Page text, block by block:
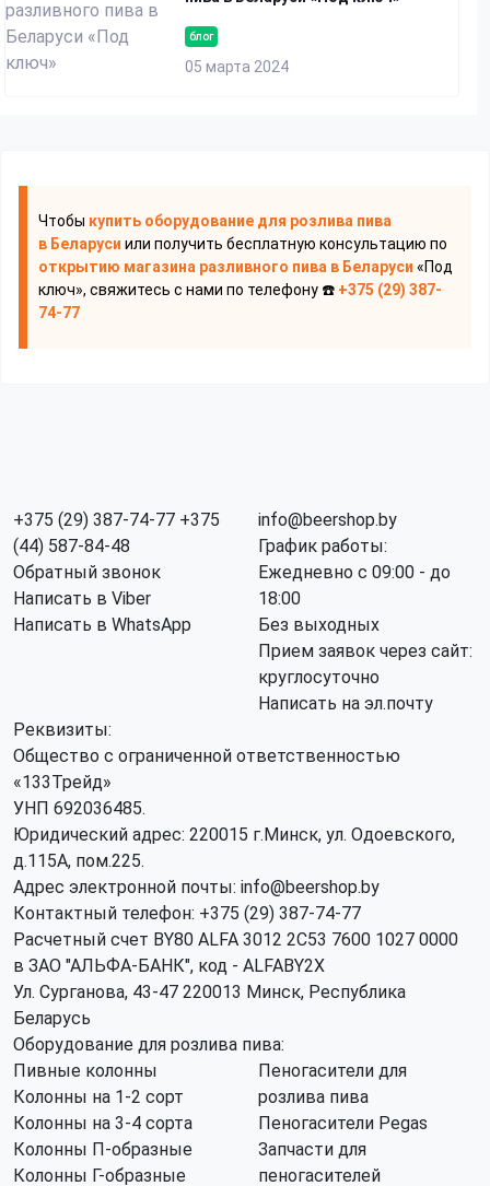
блог
05 марта 2024
Чтобы купить оборудование для розлива пива
в Беларуси или получить бесплатную консультацию по
открытию магазина разливного пива в Беларуси «Под
ключ», свяжитесь с нами по телефону ☎️ +375 (29) 387-
74-77
+375 (29) 387-74-77 +375
(44) 587-84-48
Обратный звонок
Написать в Viber
Написать в WhatsApp
info@beershop.by
График работы:
Ежедневно с 09:00 - до
18:00
Без выходных
Прием заявок через сайт:
круглосуточно
Написать на эл.почту
Реквизиты:
Общество с ограниченной ответственностью
«133Трейд»
УНП 692036485​.
Юридический адрес: 220015 г.Минск, ул. Одоевского,
д.115А, пом.225.
Адрес электронной почты: info@beershop.by
Контактный телефон: +375 (29) 387-74-77
Расчетный счет BY80 ALFA 3012 2C53 7600 1027 0000
в ЗАО "АЛЬФА-БАНК", код - ALFABY2X
Ул. Сурганова, 43-47 220013 Минск, Республика
Беларусь
Оборудование для розлива пива:
Пивные колонны
Колонны на 1-2 сорт
Колонны на 3-4 сорта
Колонны П-образные
Колонны Г-образные
Пеногасители для
розлива пива
Пеногасители Pegas
Запчасти для
пеногасителей